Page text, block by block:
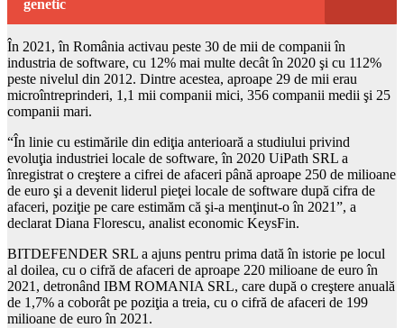
genetic
În 2021, în România activau peste 30 de mii de companii în
industria de software, cu 12% mai multe decât în 2020 şi cu 112%
peste nivelul din 2012. Dintre acestea, aproape 29 de mii erau
microîntreprinderi, 1,1 mii companii mici, 356 companii medii şi 25
companii mari.
“În linie cu estimările din ediţia anterioară a studiului privind
evoluţia industriei locale de software, în 2020 UiPath SRL a
înregistrat o creştere a cifrei de afaceri până aproape 250 de milioane
de euro şi a devenit liderul pieţei locale de software după cifra de
afaceri, poziţie pe care estimăm că şi-a menţinut-o în 2021”, a
declarat Diana Florescu, analist economic KeysFin.
BITDEFENDER SRL a ajuns pentru prima dată în istorie pe locul
al doilea, cu o cifră de afaceri de aproape 220 milioane de euro în
2021, detronând IBM ROMANIA SRL, care după o creştere anuală
de 1,7% a coborât pe poziţia a treia, cu o cifră de afaceri de 199
milioane de euro în 2021.